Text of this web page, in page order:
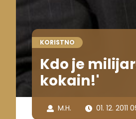
KORISTNO
Kdo je
kokain!'
M.H. 01. 12. 2011